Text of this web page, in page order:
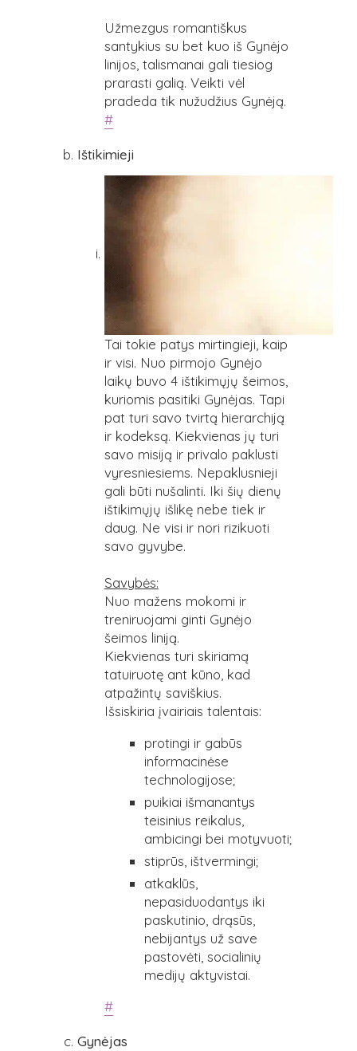
Užmezgus romantiškus
santykius su bet kuo iš Gynėjo
linijos, talismanai gali tiesiog
prarasti galią. Veikti vėl
pradeda tik nužudžius Gynėją.
#
Ištikimieji
Tai tokie patys mirtingieji, kaip
ir visi. Nuo pirmojo Gynėjo
laikų buvo 4 ištikimųjų šeimos,
kuriomis pasitiki Gynėjas. Tapi
pat turi savo tvirtą hierarchiją
ir kodeksą. Kiekvienas jų turi
savo misiją ir privalo paklusti
vyresniesiems. Nepaklusnieji
gali būti nušalinti. Iki šių dienų
ištikimųjų išlikę nebe tiek ir
daug. Ne visi ir nori rizikuoti
savo gyvybe.
Savybės:
Nuo mažens mokomi ir
treniruojami ginti Gynėjo
šeimos liniją.
Kiekvienas turi skiriamą
tatuiruotę ant kūno, kad
atpažintų saviškius.
Išsiskiria įvairiais talentais:
protingi ir gabūs
informacinėse
technologijose;
puikiai išmanantys
teisinius reikalus,
ambicingi bei motyvuoti;
stiprūs, ištvermingi;
atkaklūs,
nepasiduodantys iki
paskutinio, drąsūs,
nebijantys už save
pastovėti, socialinių
medijų aktyvistai.
#
Gynėjas